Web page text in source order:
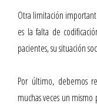
Otra limitación
es la falta de
pacientes, su situación
Por último, debemos
muchas veces un